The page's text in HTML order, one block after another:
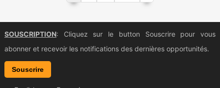
SOUSCRIPTION: Cliquez sur le button Souscrire pour vous
abonner et recevoir les notifications des dernières opportunités.
Souscrire